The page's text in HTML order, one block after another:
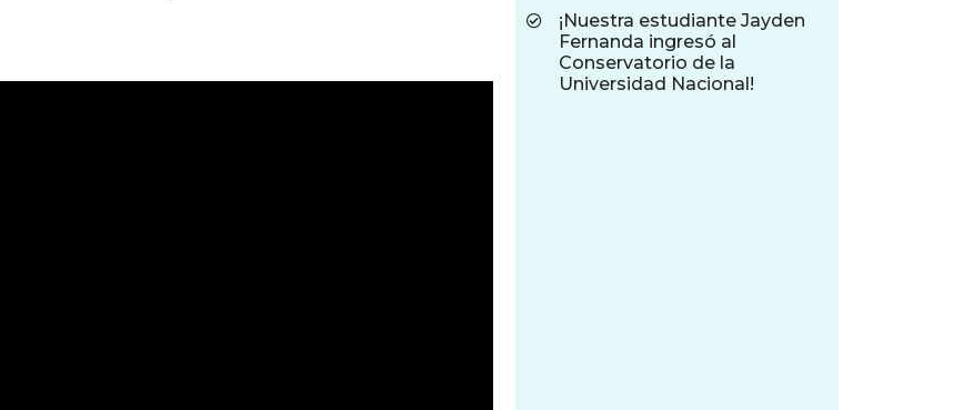
¡Nuestra estudiante Jayden
Fernanda ingresó al
Conservatorio de la
Universidad Nacional!